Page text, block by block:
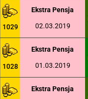
1029
Ekstra Pensja
02.03.2019
1028
Ekstra Pensja
01.03.2019
Ekstra Pensja